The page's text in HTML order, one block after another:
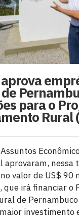
para o
Rural
aprovaram, nessa
valor de US$ 90
que irá financiar o
de
investimento